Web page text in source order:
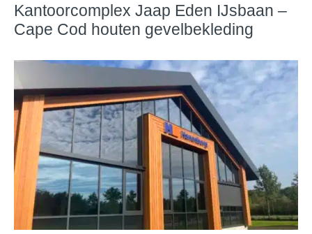
Kantoorcomplex Jaap Eden IJsbaan –
Cape Cod houten gevelbekleding